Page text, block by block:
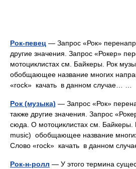
Рок-певец — Запрос «Рок»
другие значения. Запрос «Рокер»
мотоциклистах см. Байкеры. Рок
обобщающее название многих
«rock» качать в данном случае… …
Рок (музыка) — Запрос «Рок»
также другие значения. Запрос
сюда. О мотоциклистах см. Байкеры.
music) обобщающее название
Слово «rock» качать в данном
Рок-н-ролл — У этого термина